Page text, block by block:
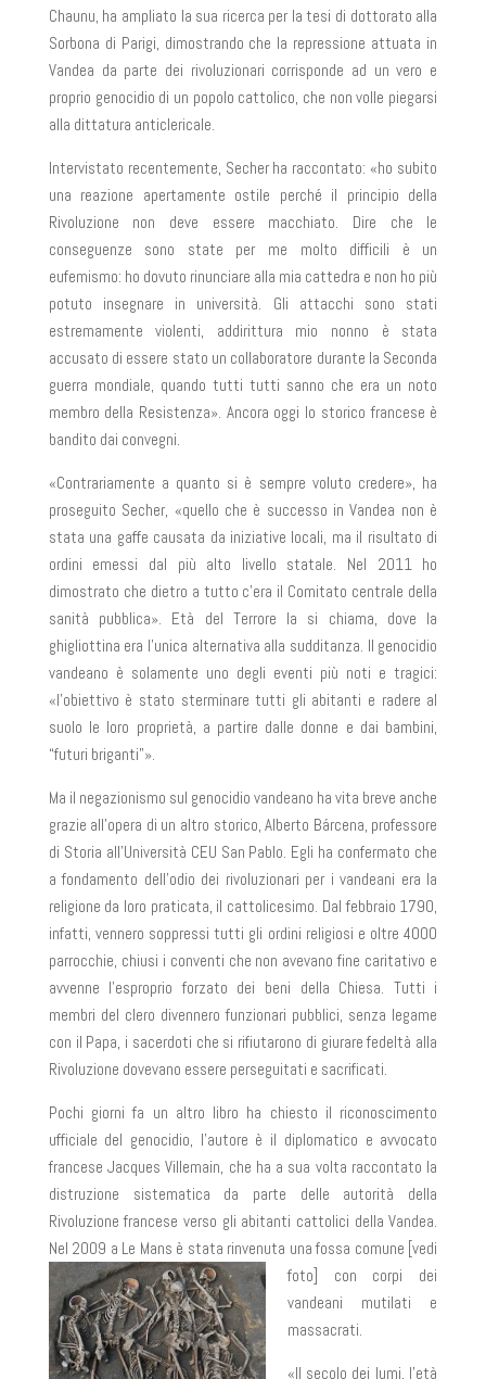
Chaunu, ha ampliato la sua ricerca per la tesi di dottorato alla
Sorbona di Parigi, dimostrando che la repressione attuata in
Vandea da parte dei rivoluzionari corrisponde ad un vero e
proprio genocidio di un popolo cattolico, che non volle piegarsi
alla dittatura anticlericale.
Intervistato recentemente, Secher ha raccontato: «ho subito
una reazione apertamente ostile perché il principio della
Rivoluzione non deve essere macchiato. Dire che le
conseguenze sono state per me molto difficili è un
eufemismo: ho dovuto rinunciare alla mia cattedra e non ho più
potuto insegnare in università. Gli attacchi sono stati
estremamente violenti, addirittura mio nonno è stata
accusato di essere stato un collaboratore durante la Seconda
guerra mondiale, quando tutti tutti sanno che era un noto
membro della Resistenza». Ancora oggi lo storico francese è
bandito dai convegni.
«Contrariamente a quanto si è sempre voluto credere», ha
proseguito Secher, «quello che è successo in Vandea non è
stata una gaffe causata da iniziative locali, ma il risultato di
ordini emessi dal più alto livello statale. Nel 2011 ho
dimostrato che dietro a tutto c’era il Comitato centrale della
sanità pubblica». Età del Terrore la si chiama, dove la
ghigliottina era l’unica alternativa alla sudditanza. Il genocidio
vandeano è solamente uno degli eventi più noti e tragici:
«l’obiettivo è stato sterminare tutti gli abitanti e radere al
suolo le loro proprietà, a partire dalle donne e dai bambini,
“futuri briganti”».
Ma il negazionismo sul genocidio vandeano ha vita breve anche
grazie all’opera di un altro storico, Alberto Bárcena, professore
di Storia all’Università CEU San Pablo. Egli ha confermato che
a fondamento dell’odio dei rivoluzionari per i vandeani era la
religione da loro praticata, il cattolicesimo. Dal febbraio 1790,
infatti, vennero soppressi tutti gli ordini religiosi e oltre 4000
parrocchie, chiusi i conventi che non avevano fine caritativo e
avvenne l’esproprio forzato dei beni della Chiesa. Tutti i
membri del clero divennero funzionari pubblici, senza legame
con il Papa, i sacerdoti che si rifiutarono di giurare fedeltà alla
Rivoluzione dovevano essere perseguitati e sacrificati.
Pochi giorni fa un altro libro ha chiesto il riconoscimento
ufficiale del genocidio, l’autore è il diplomatico e avvocato
francese Jacques Villemain, che ha a sua volta raccontato la
distruzione sistematica da parte delle autorità della
Rivoluzione francese verso gli abitanti cattolici della Vandea.
Nel 2009 a Le Mans è stata rinvenuta una fossa comune [vedi
foto] con corpi dei
vandeani mutilati e
massacrati.
«Il secolo dei lumi, l’età